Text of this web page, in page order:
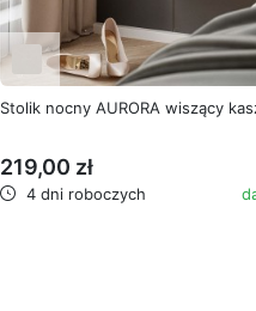
Stolik nocny AURORA wiszący
219,00 zł
4 dni roboczych